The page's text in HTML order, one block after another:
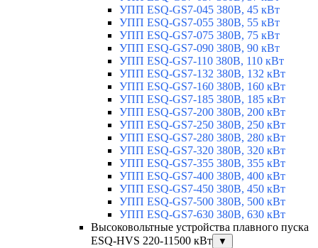
УПП ESQ-GS7-045 380В, 45 кВт
УПП ESQ-GS7-055 380В, 55 кВт
УПП ESQ-GS7-075 380В, 75 кВт
УПП ESQ-GS7-090 380В, 90 кВт
УПП ESQ-GS7-110 380В, 110 кВт
УПП ESQ-GS7-132 380В, 132 кВт
УПП ESQ-GS7-160 380В, 160 кВт
УПП ESQ-GS7-185 380В, 185 кВт
УПП ESQ-GS7-200 380В, 200 кВт
УПП ESQ-GS7-250 380В, 250 кВт
УПП ESQ-GS7-280 380В, 280 кВт
УПП ESQ-GS7-320 380В, 320 кВт
УПП ESQ-GS7-355 380В, 355 кВт
УПП ESQ-GS7-400 380В, 400 кВт
УПП ESQ-GS7-450 380В, 450 кВт
УПП ESQ-GS7-500 380В, 500 кВт
УПП ESQ-GS7-630 380В, 630 кВт
Высоковольтные устройства плавного пуска
ESQ-HVS 220-11500 кВт
▼